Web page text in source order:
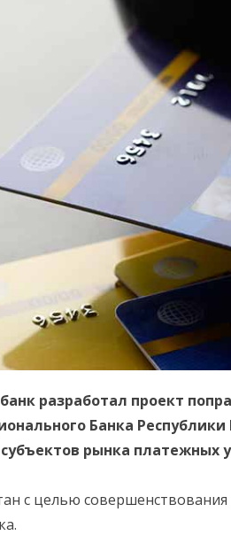
разработал проект
Банка
рынка платежных
с целью